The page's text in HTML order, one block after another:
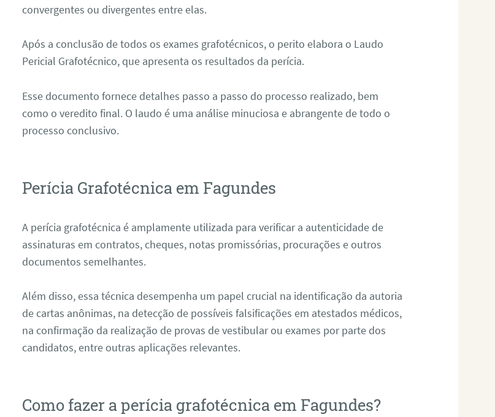
convergentes ou divergentes entre elas.
Após a conclusão de todos os exames grafotécnicos, o perito elabora o Laudo
Pericial Grafotécnico, que apresenta os resultados da perícia.
Esse documento fornece detalhes passo a passo do processo realizado, bem
como o veredito final. O laudo é uma análise minuciosa e abrangente de todo o
processo conclusivo.
Perícia Grafotécnica em Fagundes
A perícia grafotécnica é amplamente utilizada para verificar a autenticidade de
assinaturas em contratos, cheques, notas promissórias, procurações e outros
documentos semelhantes.
Além disso, essa técnica desempenha um papel crucial na identificação da autoria
de cartas anônimas, na detecção de possíveis falsificações em atestados médicos,
na confirmação da realização de provas de vestibular ou exames por parte dos
candidatos, entre outras aplicações relevantes.
Como fazer a perícia grafotécnica em Fagundes?